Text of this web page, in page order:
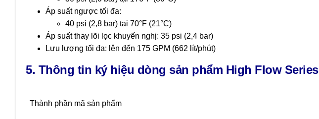
Áp suất ngược tối đa:
40 psi (2,8 bar) tại 70°F (21°C)
Áp suất thay lõi lọc khuyến nghị: 35 psi (2,4 bar)
Lưu lượng tối đa: lên đến 175 GPM (662 lít/phút)
5. Thông tin ký hiệu dòng sản phẩm High FlowSeries
Thành phần mã sản phẩm